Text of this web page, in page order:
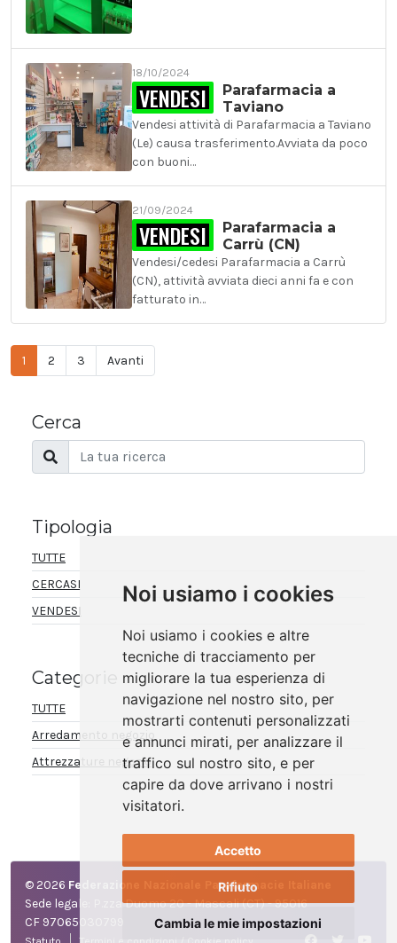
Noi usiamo i cookies
Noi usiamo i cookies e altre
tecniche di tracciamento per
migliorare la tua esperienza di
navigazione nel nostro sito, per
mostrarti contenuti personalizzati
e annunci mirati, per analizzare il
traffico sul nostro sito, e per
capire da dove arrivano i nostri
visitatori.
Accetto
Rifiuto
Cambia le mie impostazioni
18/10/2024
VENDESI
Parafarmacia a
Taviano
Vendesi attività di Parafarmacia a Taviano
(Le) causa trasferimento.Avviata da poco
con buoni…
21/09/2024
VENDESI
Parafarmacia a
Carrù (CN)
Vendesi/cedesi Parafarmacia a Carrù
(CN), attività avviata dieci anni fa e con
fatturato in…
1 2 3 Avanti
Cerca
Tipologia
TUTTE
CERCASI
VENDESI
Categorie
TUTTE
Arredamento negozio
Attrezzature negozio
© 2026 Federazione Nazionale Parafarmacie Italiane
Sede legale: P.zza Duomo 20 - Mascali (CT) - 95016
CF 97065030799